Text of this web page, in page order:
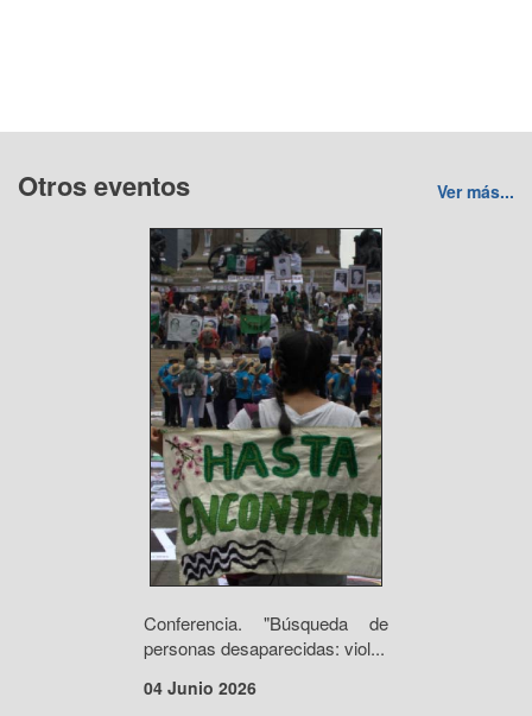
Otros eventos Ver más...
Conferencia. "Búsqueda de
personas desaparecidas: viol...
04 Junio 2026